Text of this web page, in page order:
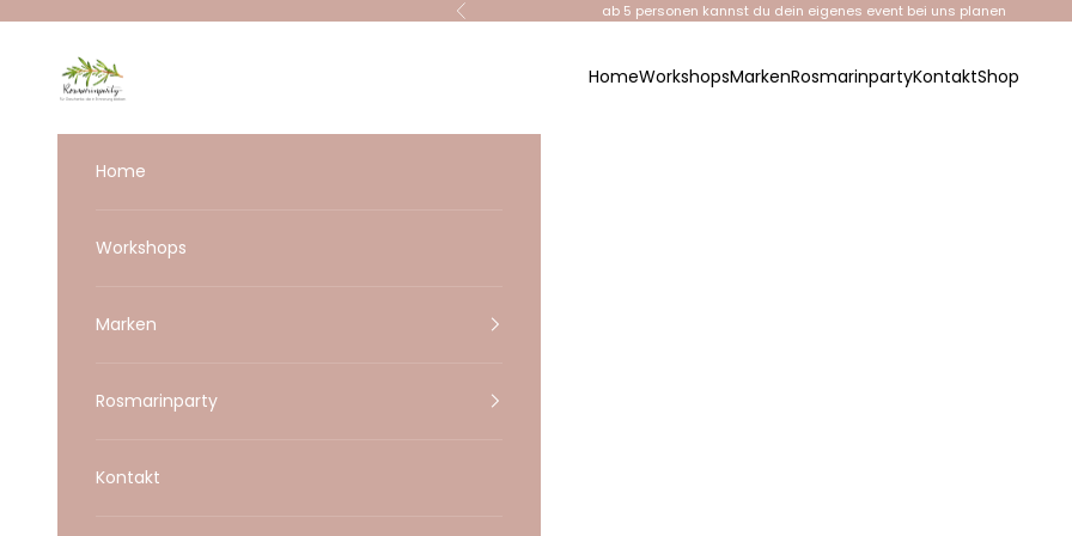
Zurück ab 5 personen kannst du dein eigenes event bei uns planen
Rosmarinparty
HomeWorkshopsMarkenRosmarinpartyKontaktShop
Home
Workshops
Marken
Rosmarinparty
Kontakt